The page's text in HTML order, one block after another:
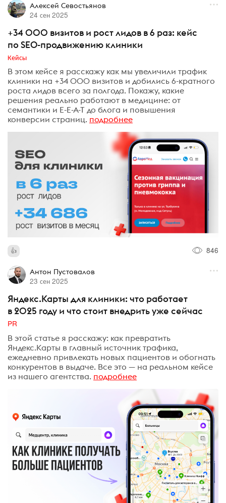
Алексей Севостьянов
24 сен 2025
+34 000 визитов и рост лидов в 6 раз: кейс
по SEO-продвижению клиники
Кейсы
В этом кейсе я расскажу как мы увеличили трафик
клиники на +34 000 визитов и добились 6-кратного
роста лидов всего за полгода. Покажу, какие
решения реально работают в медицине: от
семантики и E-E-A-T до блога и повышения
конверсии страниц. подробнее
846
Антон Пустовалов
23 сен 2025
Яндекс.Карты для клиники: что работает
в 2025 году и что стоит внедрить уже сейчас
PR
В этой статье я расскажу: как превратить
Яндекс.Карты в главный источник трафика,
ежедневно привлекать новых пациентов и обогнать
конкурентов в выдаче. Все это — на реальном кейсе
из нашего агентства. подробнее